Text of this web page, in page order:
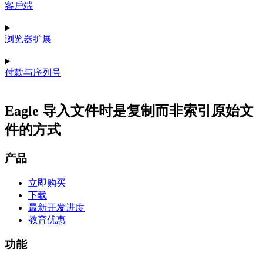
客戶端
浏览器扩展
付款与序列号
Eagle 导入文件时是复制而非索引原始文
件的方式
产品
立即购买
下载
最新开发进度
教育优惠
功能